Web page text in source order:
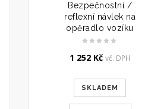
Bezpečnostní /
reflexní návlek na
opěradlo vozíku
1 252 Kč vč. DPH
SKLADEM